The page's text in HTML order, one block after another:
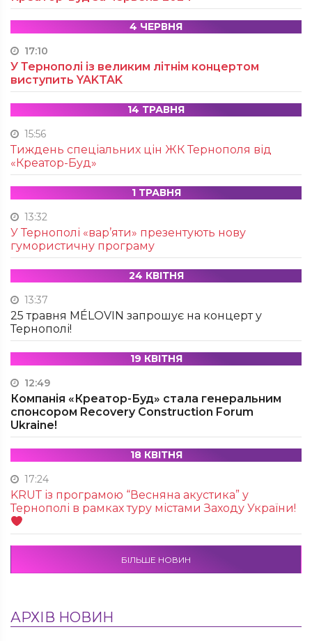
4 ЧЕРВНЯ
17:10
У Тернополі із великим літнім концертом
виступить YAKTAK
14 ТРАВНЯ
15:56
Тиждень спеціальних цін ЖК Тернополя від
«Креатор-Буд»
1 ТРАВНЯ
13:32
У Тернополі «вар’яти» презентують нову
гумористичну програму
24 КВІТНЯ
13:37
25 травня MÉLOVIN запрошує на концерт у
Тернополі!
19 КВІТНЯ
12:49
Компанія «Креатор-Буд» стала генеральним
спонсором Recovery Construction Forum
Ukraine!
18 КВІТНЯ
17:24
KRUТ із програмою “Весняна акустика” у
Тернополі в рамках туру містами Заходу України!
БІЛЬШЕ НОВИН
АРХІВ НОВИН